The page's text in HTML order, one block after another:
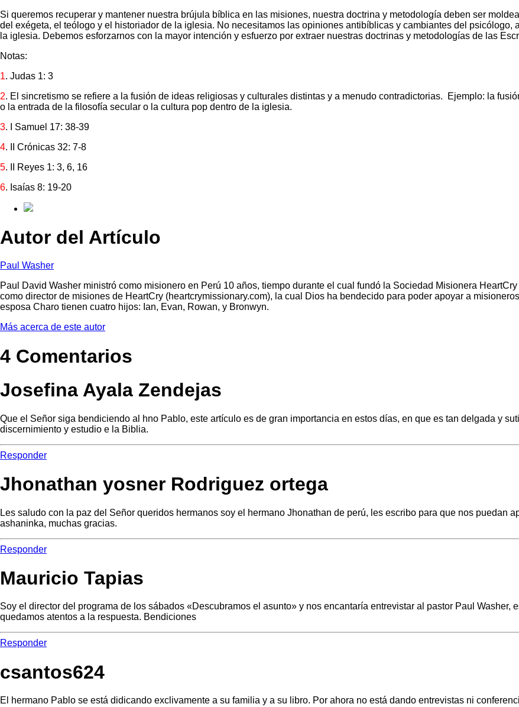
Si queremos recuperar y mantener nuestra brújula bíblica en las misiones, nuestra doctrina y metodología deben ser
del exégeta, el teólogo y el historiador de la iglesia. No necesitamos las opiniones antibíblicas y cambiantes del
la iglesia. Debemos esforzarnos con la mayor intención y esfuerzo por extraer nuestras doctrinas y metodologías de las
Notas:
1. Judas 1: 3
2. El sincretismo se refiere a la fusión de ideas religiosas y culturales distintas y a menudo contradictorias.
Ejemplo: la
o la entrada de la filosofía secular o la cultura pop dentro de la iglesia.
3. I Samuel 17: 38-39
4. II Crónicas 32: 7-8
5. II Reyes 1: 3, 6, 16
6. Isaías 8: 19-20
Autor del Artículo
Paul Washer
Paul David Washer ministró como misionero en Perú 10 años, tiempo durante el cual fundó la Sociedad Misionera
como director de misiones de HeartCry (heartcrymissionary.com), la cual Dios ha bendecido para poder apoyar a
esposa Charo tienen cuatro hijos: Ian, Evan, Rowan, y Bronwyn.
Más acerca de este autor
4 Comentarios
Josefina Ayala Zendejas
Que el Señor siga bendiciendo al hno Pablo, este artículo es de gran importancia en estos días, en que es tan delgada y
discernimiento y estudio e la Biblia.
Responder
Jhonathan yosner Rodriguez ortega
Les saludo con la paz del Señor queridos hermanos soy el hermano Jhonathan de perú, les escribo para que nos puedan
ashaninka, muchas gracias.
Responder
Mauricio Tapias
Soy el director del programa de los sábados «Descubramos el asunto» y nos encantaría entrevistar al pastor Paul Washer,
quedamos atentos a la respuesta. Bendiciones
Responder
csantos624
El hermano Pablo se está didicando exclivamente a su familia y a su libro. Por ahora no está dando entrevistas ni